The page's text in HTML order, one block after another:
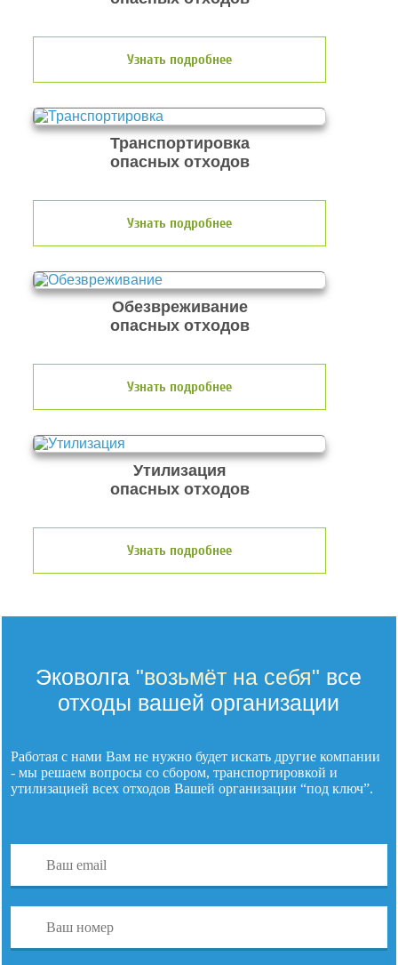
Узнать подробнее
Транспортировка
опасных отходов
Узнать подробнее
Обезвреживание
опасных отходов
Узнать подробнее
Утилизация
опасных отходов
Узнать подробнее
Эковолга "возьмёт на себя" все
отходы вашей организации
Работая с нами Вам не нужно будет искать другие компании
- мы решаем вопросы со сбором, транспортировкой и
утилизациейвсех отходов Вашей организации “под ключ”.